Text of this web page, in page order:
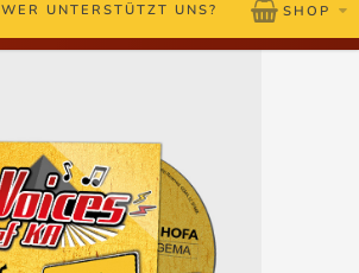
WER UNTERSTÜTZT UNS? SHOP